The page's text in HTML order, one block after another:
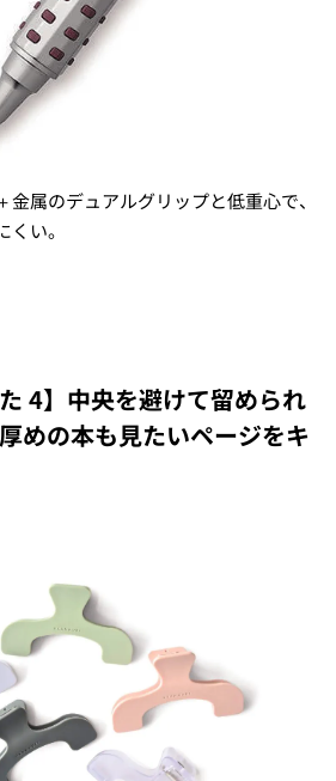
金属のデュアルグリップと低重心で、
い。
4】中央を避けて留められ
めの本も見たいページをキ